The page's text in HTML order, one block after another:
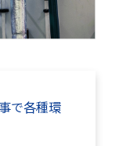
で各種環